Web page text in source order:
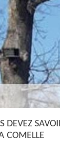
DEVEZ
COMELLE